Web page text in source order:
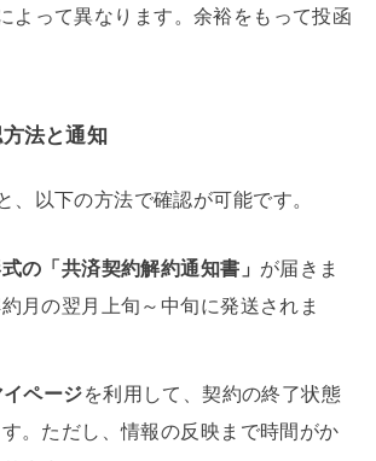
よって異なります。余裕をもって投函
法と通知
、以下の方法で確認が可能です。
の「共済契約解約通知書」 が届きま
月の翌月上旬～中旬に発送されま
ページを利用して、契約の終了状態
。ただし、情報の反映まで時間がか